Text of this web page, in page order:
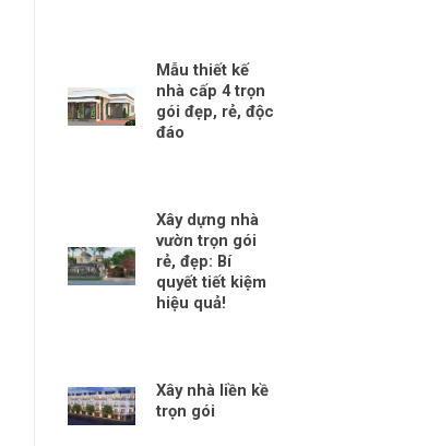
Mẫu thiết kế
nhà cấp 4 trọn
gói đẹp, rẻ, độc
đáo
Xây dựng nhà
vườn trọn gói
rẻ, đẹp: Bí
quyết tiết kiệm
hiệu quả!
Xây nhà liền kề
trọn gói